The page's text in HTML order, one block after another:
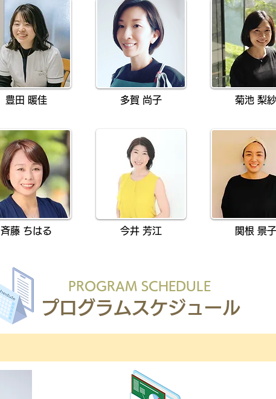
豊田 暖佳
斉藤 ちはる
多賀 尚子
今井 芳江
菊池 梨紗
関根 景子
PROGRAM SCHEDULE
プログラムスケジュール